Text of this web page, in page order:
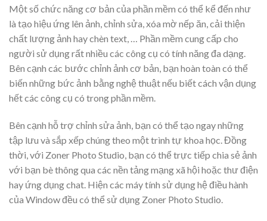
Một số chức năng cơ bản của phần mềm có thể kể đến như
là tạo hiệu ứng lên ảnh, chỉnh sửa, xóa mờ nếp ăn, cải thiện
chất lượng ảnh hay chèn text, … Phần mềm cung cấp cho
người sử dụng rất nhiều các công cụ có tính năng đa dạng.
Bên cạnh các bước chỉnh ảnh cơ bản, bạn hoàn toàn có thể
biến những bức ảnh bằng nghệ thuật nếu biết cách vận dụng
hết các công cụ có trong phần mềm.
Bên cạnh hỗ trợ chỉnh sửa ảnh, bạn có thể tạo ngay những
tập lưu và sắp xếp chúng theo một trình tự khoa học. Đồng
thời, với Zoner Photo Studio, bạn có thể trực tiếp chia sẻ ảnh
với bạn bè thông qua các nền tảng mạng xã hội hoặc thư điện
hay ứng dụng chat. Hiện các máy tính sử dụng hệ điều hành
của Window đều có thể sử dụng Zoner Photo Studio.